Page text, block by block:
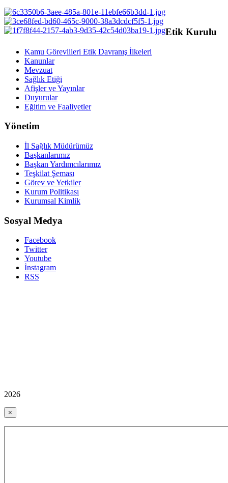
Etik Kurulu
Kamu Görevlileri Etik Davranış İlkeleri
Kanunlar
Mevzuat
Sağlık Etiği
Afişler ve Yayınlar
Duyurular
Eğitim ve Faaliyetler
Yönetim
İl Sağlık Müdürümüz
Başkanlarımız
Başkan Yardımcılarımız
Teşkilat Şeması
Görev ve Yetkiler
Kurum Politikası
Kurumsal Kimlik
Sosyal Medya
Facebook
Twitter
Youtube
İnstagram
RSS
2026
×